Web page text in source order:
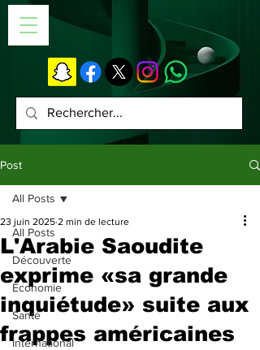
Post
All Posts
Découverte
Économie
Santé
International
All Posts
L'Arabie Saoudite
exprime «sa grande
inquiétude» suite aux
frappes américaines
23 juin 2025 2 min de lecture